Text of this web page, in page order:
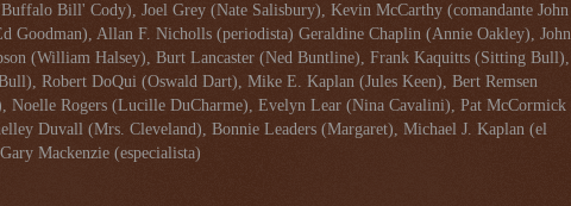
Bill' Cody), Joel Grey (Nate Salisbury), Kevin McCarthy (comandante John
Goodman), Allan F. Nicholls (periodista) Geraldine Chaplin (Annie Oakley), John
(William Halsey), Burt Lancaster (Ned Buntline), Frank Kaquitts (Sitting Bull),
Robert DoQui (Oswald Dart), Mike E. Kaplan (Jules Keen), Bert Remsen
Noelle Rogers (Lucille DuCharme), Evelyn Lear (Nina Cavalini), Pat McCormick
Duvall (Mrs. Cleveland), Bonnie Leaders (Margaret), Michael J. Kaplan (el
Mackenzie (especialista)